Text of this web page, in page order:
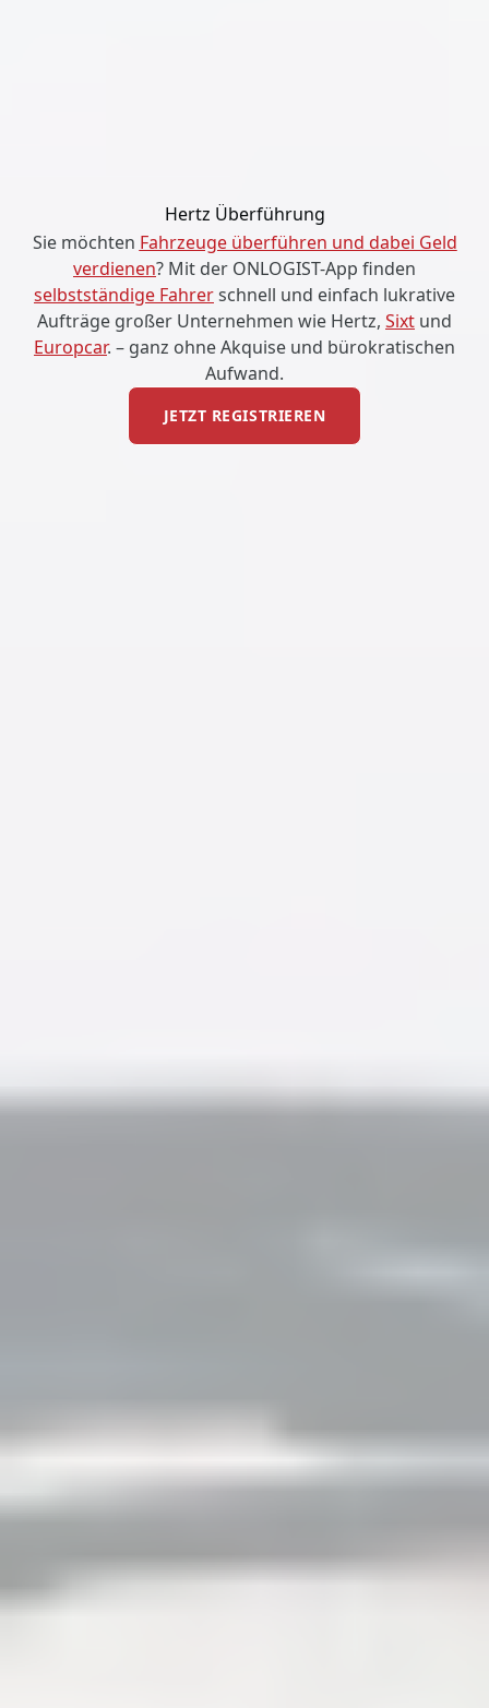
Hertz Überführung
Sie möchten Fahrzeuge überführen und dabei Geld
verdienen? Mit der ONLOGIST-App finden
selbstständige Fahrerschnell und einfach lukrative
Aufträge großer Unternehmen wie Hertz, Sixt und
Europcar. – ganz ohne Akquise und bürokratischen
Aufwand.
JETZT REGISTRIEREN